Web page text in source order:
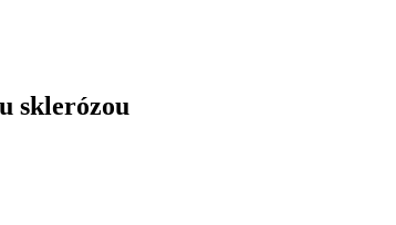
sklerózou